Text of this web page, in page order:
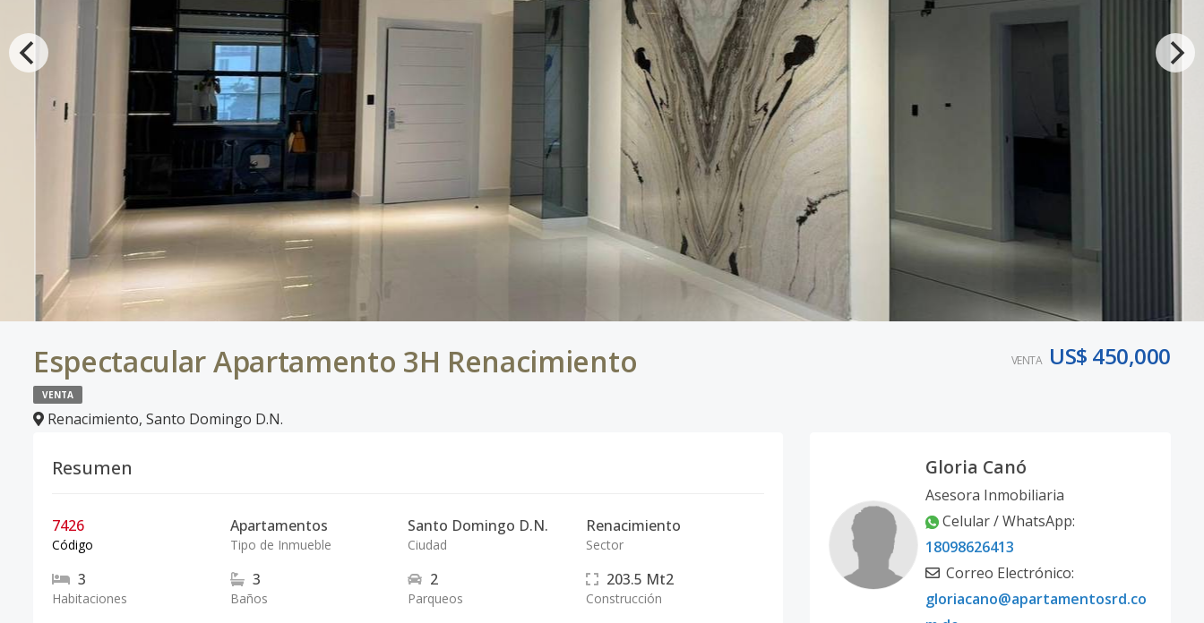
Espectacular Apartamento 3H Renacimiento
VENTA
Renacimiento, Santo Domingo D.N.
VENTA US$ 450,000
Resumen
7426
Código
Apartamentos
Tipo de Inmueble
Santo Domingo D.N.
Ciudad
Renacimiento
Sector
3
Habitaciones
3
Baños
2
Parqueos
203.5 Mt2
Construcción
Gloria Canó
Asesora Inmobiliaria
Celular / WhatsApp:
18098626413
Correo Electrónico:
gloriacano@apartamentosrd.co